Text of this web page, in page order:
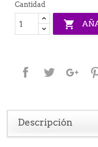
Cantidad

CompartirTuitear
Descripción